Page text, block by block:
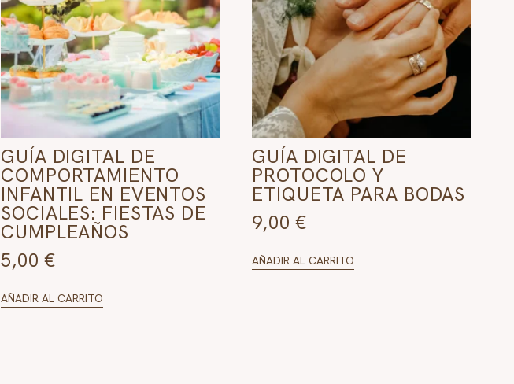
GUÍA DIGITAL DE
COMPORTAMIENTO
INFANTIL EN EVENTOS
SOCIALES: FIESTAS DE
CUMPLEAÑOS
5,00€
AÑADIR AL CARRITO
GUÍA DIGITAL DE
PROTOCOLO Y
ETIQUETA PARA BODAS
9,00€
AÑADIR AL CARRITO